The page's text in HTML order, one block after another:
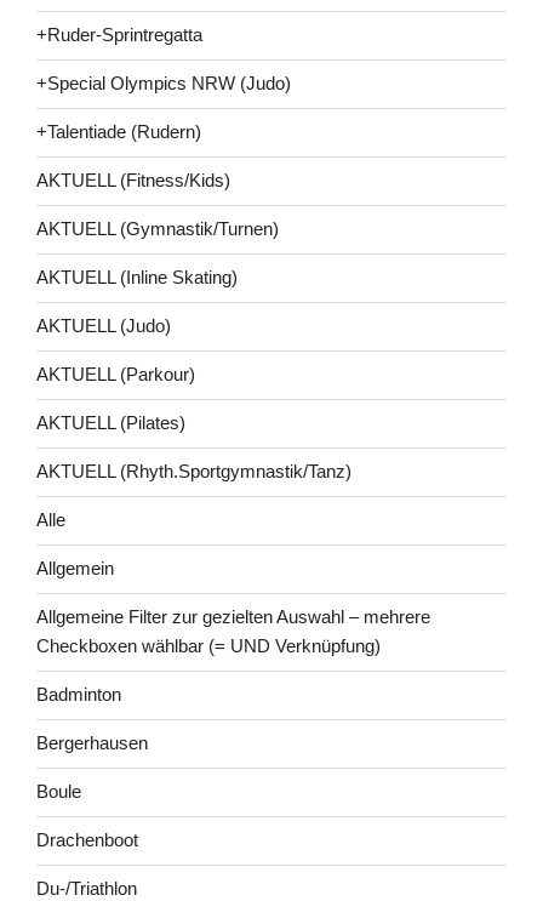
+Ruder-Sprintregatta
+Special Olympics NRW (Judo)
+Talentiade (Rudern)
AKTUELL (Fitness/Kids)
AKTUELL (Gymnastik/Turnen)
AKTUELL (Inline Skating)
AKTUELL (Judo)
AKTUELL (Parkour)
AKTUELL (Pilates)
AKTUELL (Rhyth.Sportgymnastik/Tanz)
Alle
Allgemein
Allgemeine Filter zur gezielten Auswahl – mehrere
Checkboxen wählbar (= UND Verknüpfung)
Badminton
Bergerhausen
Boule
Drachenboot
Du-/Triathlon